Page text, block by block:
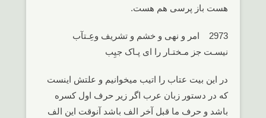
هست باز پرسی هم هست.
2973 امر و نهی و خشم و تشریف وعِـتآب
نیسـت جز مـختـار را ای پـاک جیِب
در این بیت عتاب را اتیب میخوانیم و علتش اینست
که در دستور زبان عرب اگر زیر حرف اول کسره
باشد و حرف ما قبل آخر الف باشد آنوقت این الف